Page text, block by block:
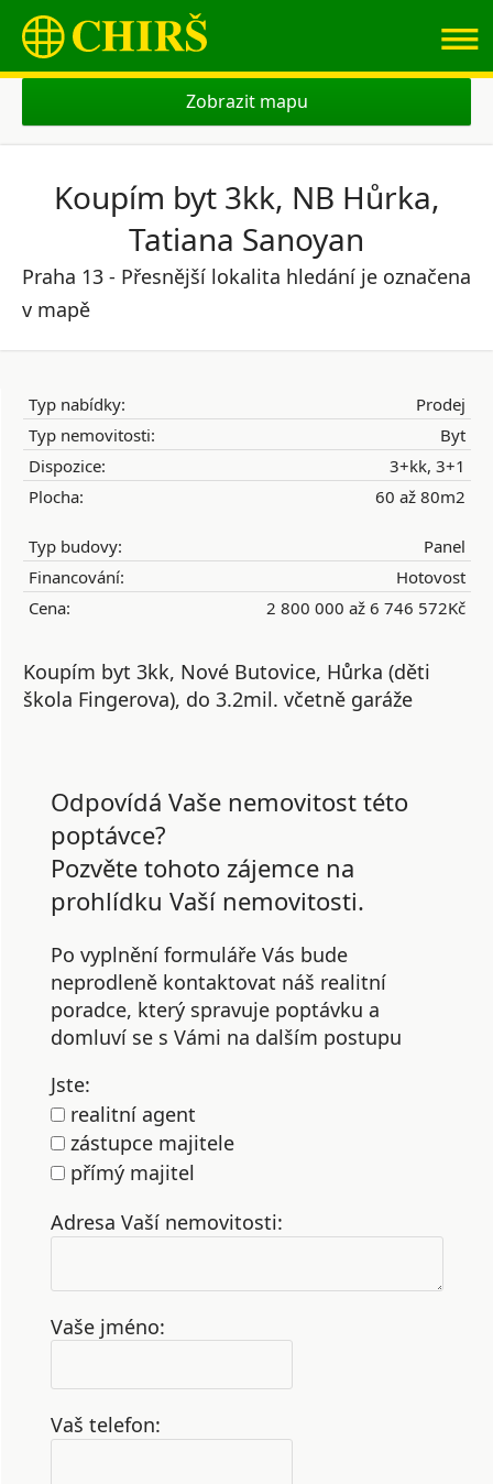
≡
Zobrazit mapu
Koupím byt 3kk, NB Hůrka,
Tatiana Sanoyan
Praha 13 - Přesnější lokalita hledání je označena
v mapě
Typ nabídky:
Prodej
Typ nemovitosti:
Byt
Dispozice:
3+kk, 3+1
Plocha:
60 až 80m2
Typ budovy:
Panel
Financování:
Hotovost
Cena:
2 800 000 až 6 746 572Kč
Koupím byt 3kk, Nové Butovice, Hůrka (děti
škola Fingerova), do 3.2mil. včetně garáže
Odpovídá Vaše nemovitost této
poptávce?
Pozvěte tohoto zájemce na
prohlídku Vaší nemovitosti.
Po vyplnění formuláře Vás bude
neprodleně kontaktovat náš realitní
poradce, který spravuje poptávku a
domluví se s Vámi na dalším postupu
Jste:
realitní agent
zástupce majitele
přímý majitel
Adresa Vaší nemovitosti:
Vaše jméno:
Vaš telefon: